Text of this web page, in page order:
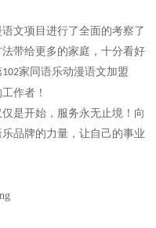
文项目进行了全面的考察了
带给更多的家庭，十分看好
102家同语乐动漫语文加盟
作者！
是开始，服务永无止境！向
品牌的力量，让自己的事业